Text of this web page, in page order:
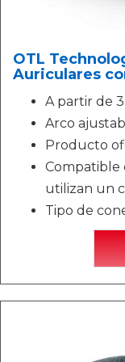
OTL
Auriculares
A partir de 3
Arco
Producto
Compatible
utilizan un
Tipo de